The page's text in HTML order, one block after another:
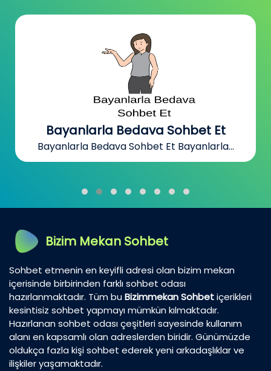
Bizimmekan
Bizimmekan Sohbet Sitesi Bizimmekan,
günümüzde...
Bizim Mekan Sohbet
Sohbet etmenin en keyifli adresi olan bizim mekan
içerisinde birbirinden farklı sohbet odası
hazırlanmaktadır. Tüm buBizimmekan Sohbetiçerikleri
kesintisiz sohbet yapmayı mümkün kılmaktadır.
Hazırlanan sohbet odası çeşitleri sayesinde kullanım
alanı en kapsamlı olan adreslerden biridir. Günümüzde
oldukça fazla kişi sohbet ederek yeni arkadaşlıklar ve
ilişkiler yaşamaktadır.